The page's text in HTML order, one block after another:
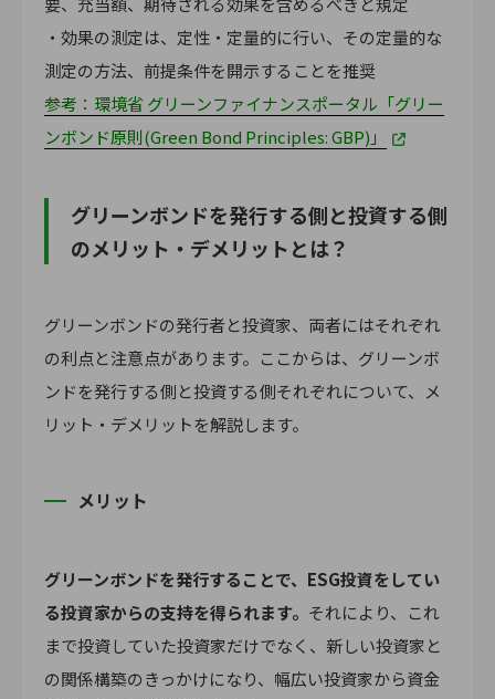
・効果の測定は、定性・定量的に行い、その定量的な
測定の方法、前提条件を開示することを推奨
参考：環境省 グリーンファイナンスポータル「グリー
ンボンド原則(Green Bond Principles: GBP)」
グリーンボンドを発行する側と投資する側
のメリット・デメリットとは？
グリーンボンドの発行者と投資家、両者にはそれぞれ
の利点と注意点があります。ここからは、グリーンボ
ンドを発行する側と投資する側それぞれについて、メ
リット・デメリットを解説します。
メリット
グリーンボンドを発行することで、ESG投資をしてい
る投資家からの支持を得られます。 それにより、これ
まで投資していた投資家だけでなく、新しい投資家と
の関係構築のきっかけになり、幅広い投資家から資金